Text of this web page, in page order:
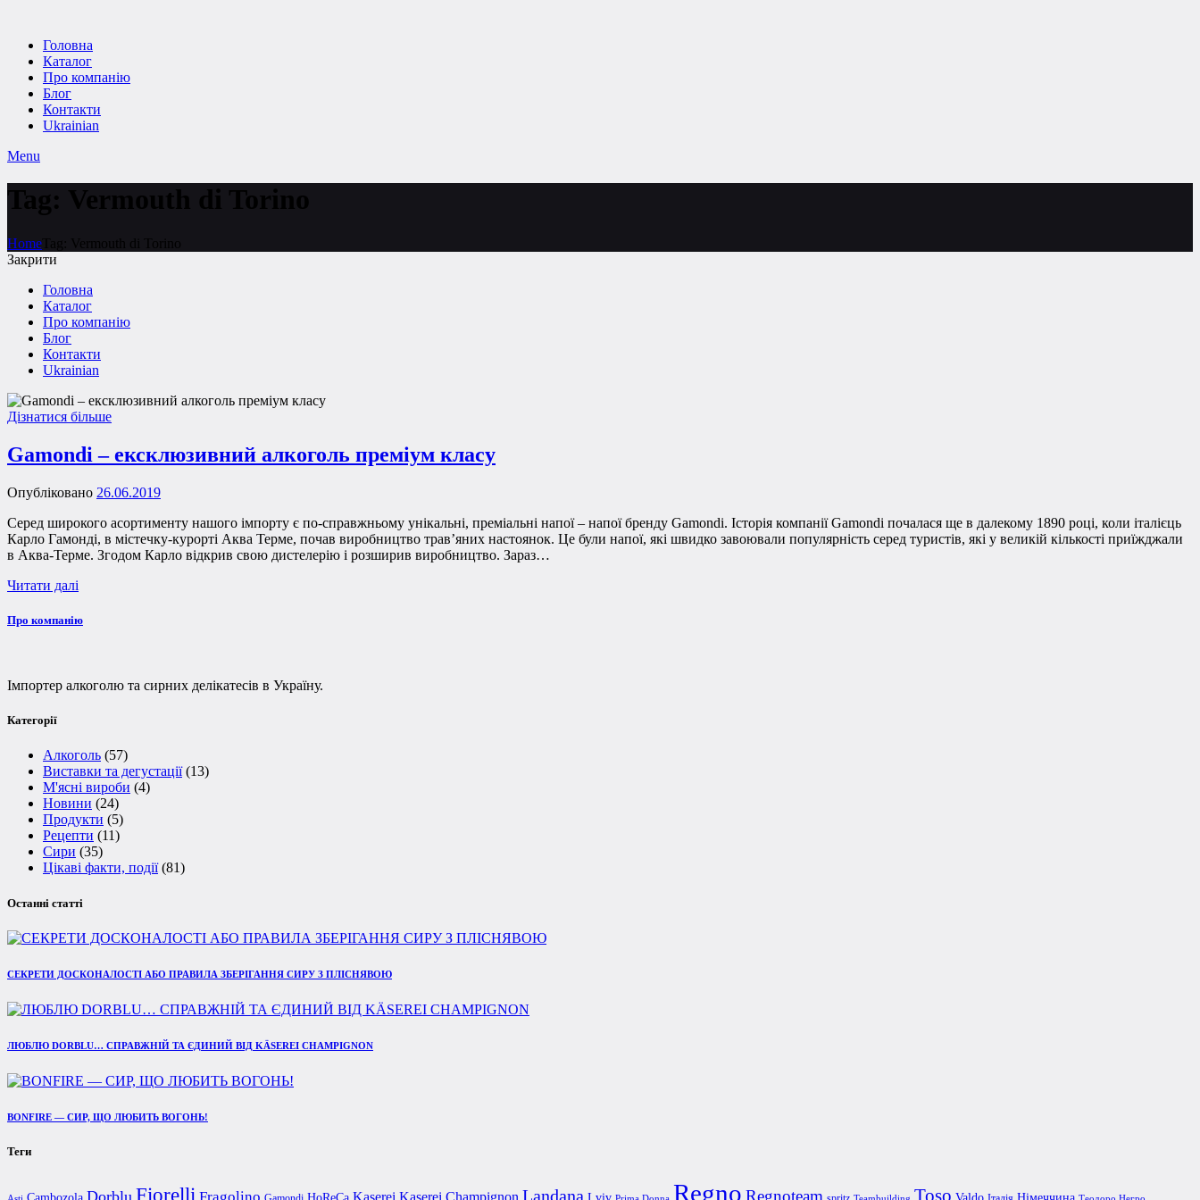
Головна
Каталог
Про компанію
Блог
Контакти
Ukrainian
Menu
Tag: Vermouth di Torino
Home Tag: Vermouth di Torino
Закрити
Головна
Каталог
Про компанію
Блог
Контакти
Ukrainian
Дізнатися більше
Gamondi – ексклюзивний алкоголь преміум класу
Опубліковано 26.06.2019
Серед широкого асортименту нашого імпорту є по-справжньому унікальні, преміальні напої – напої бренду Gamondi. Історія компанії Gamondi почалася ще в далекому 1890 році, коли італієць
Карло Гамонді, в містечку-курорті Аква Терме, почав виробництво трав’яних настоянок. Це були напої, які швидко завоювали популярність серед туристів, які у великій кількості приїжджали
в Аква-Терме. Згодом Карло відкрив свою дистелерію і розширив виробництво. Зараз…
Читати далі
Про компанію
Імпортер алкоголю та сирних делікатесів в Україну.
Категорії
Алкоголь (57)
Виставки та дегустації(13)
М'ясні вироби (4)
Новини (24)
Продукти (5)
Рецепти (11)
Сири (35)
Цікаві факти, події(81)
Останні статті
СЕКРЕТИ ДОСКОНАЛОСТІ АБО ПРАВИЛА ЗБЕРІГАННЯ СИРУ З ПЛІСНЯВОЮ
ЛЮБЛЮ DORBLU… СПРАВЖНІЙ ТА ЄДИНИЙ ВІД KÄSEREI CHAMPIGNON
BONFIRE — СИР, ЩО ЛЮБИТЬ ВОГОНЬ!
Теги
Dorblu Fiorelli Kaserei Landana Regno Regnoteam Toso